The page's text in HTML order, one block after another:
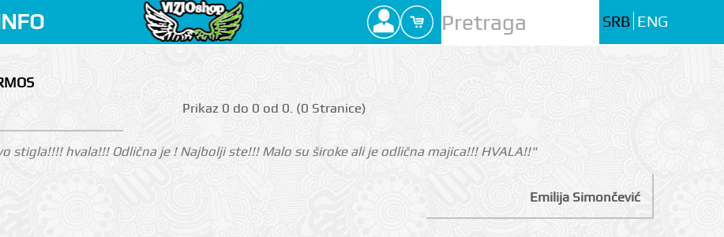
SRB ENG
Prikаz 0 do 0 оd 0. (0 Strаnicе)
stigla!!!! hvala!!! Odlična je ! Najbolji ste!!! Malo su široke ali je odlična majica!!! HVALA!!"
Emilija Simončević